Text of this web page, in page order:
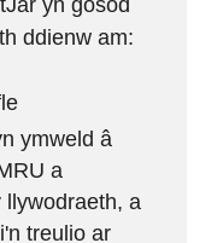
ddienw am:
ymweld â
a
llywodraeth, a
treulio ar